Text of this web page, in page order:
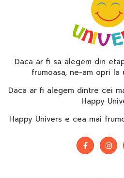
Daca ar fi sa alegem din
frumoasa, ne-am opri la
Daca ar fi alegem dintre cei
Happy
Happy Univers e cea mai